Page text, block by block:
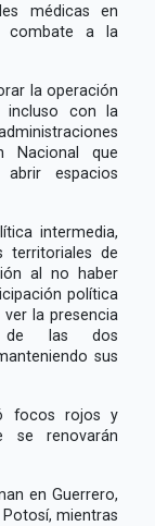
médicas en
combate a la
la operación
incluso con la
Nacional que
espacios
intermedia,
territoriales de
al no haber
política
la presencia
de las dos
sus
focos rojos y
se renovarán
en Guerrero,
mientras